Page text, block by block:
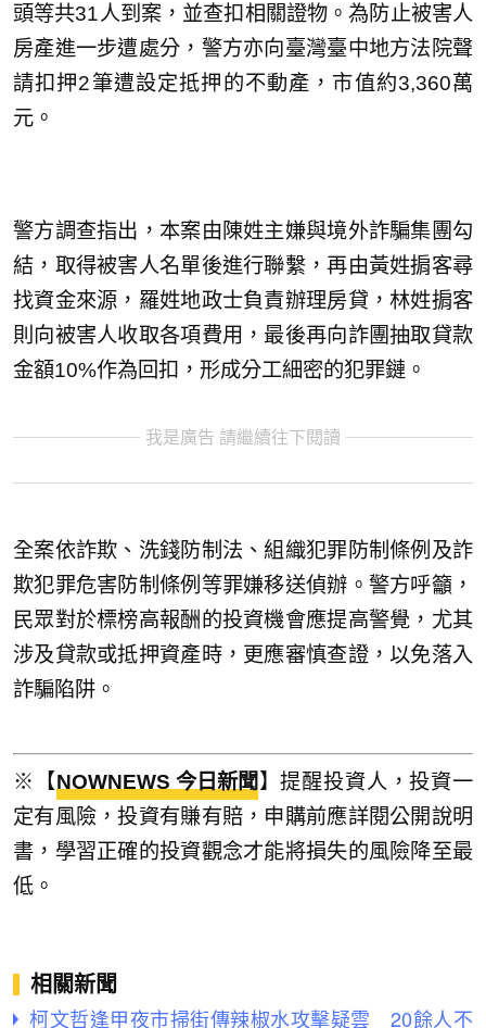
頭等共31人到案，並查扣相關證物。為防止被害人
房產進一步遭處分，警方亦向臺灣臺中地方法院聲
請扣押2筆遭設定抵押的不動產，市值約3,360萬
元。
警方調查指出，本案由陳姓主嫌與境外詐騙集團勾
結，取得被害人名單後進行聯繫，再由黃姓掮客尋
找資金來源，羅姓地政士負責辦理房貸，林姓掮客
則向被害人收取各項費用，最後再向詐團抽取貸款
金額10%作為回扣，形成分工細密的犯罪鏈。
我是廣告 請繼續往下閱讀
全案依詐欺、洗錢防制法、組織犯罪防制條例及詐
欺犯罪危害防制條例等罪嫌移送偵辦。警方呼籲，
民眾對於標榜高報酬的投資機會應提高警覺，尤其
涉及貸款或抵押資產時，更應審慎查證，以免落入
詐騙陷阱。
※【NOWNEWS 今日新聞】提醒投資人，投資一
定有風險，投資有賺有賠，申購前應詳閱公開說明
書，學習正確的投資觀念才能將損失的風險降至最
低。
相關新聞
柯文哲逢甲夜市掃街傳辣椒水攻擊疑雲 20餘人不